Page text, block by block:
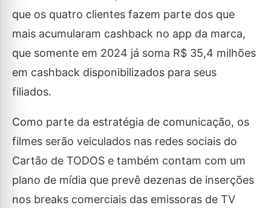
que os quatro clientes fazem parte dos que
mais acumularam cashback no app da marca,
que somente em 2024 já soma R$ 35,4 milhões
em cashback disponibilizados para seus
filiados.
Como parte da estratégia de comunicação, os
filmes serão veiculados nas redes sociais do
Cartão de TODOS e também contam com um
plano de mídia que prevê dezenas de inserções
nos breaks comerciais das emissoras de TV